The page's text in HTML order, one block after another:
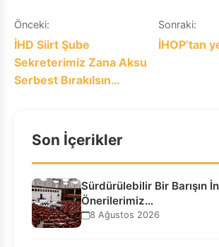
Yazı
gezinmesi
Önceki:
İHD Siirt Şube
Sekreterimiz Zana Aksu
Serbest Bırakılsın…
Sonraki:
İHOP’tan
Son İçerikler
Sürdürülebilir Bir Barışın
Önerilerimiz…
8 Ağustos 2026